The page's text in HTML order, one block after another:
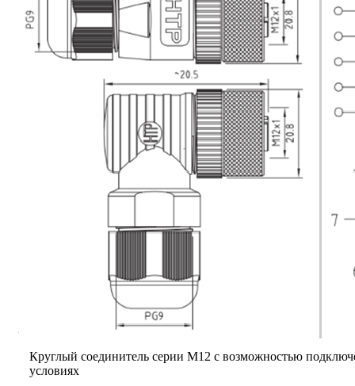
Круглый соединитель серии M12 с возможностью
условиях